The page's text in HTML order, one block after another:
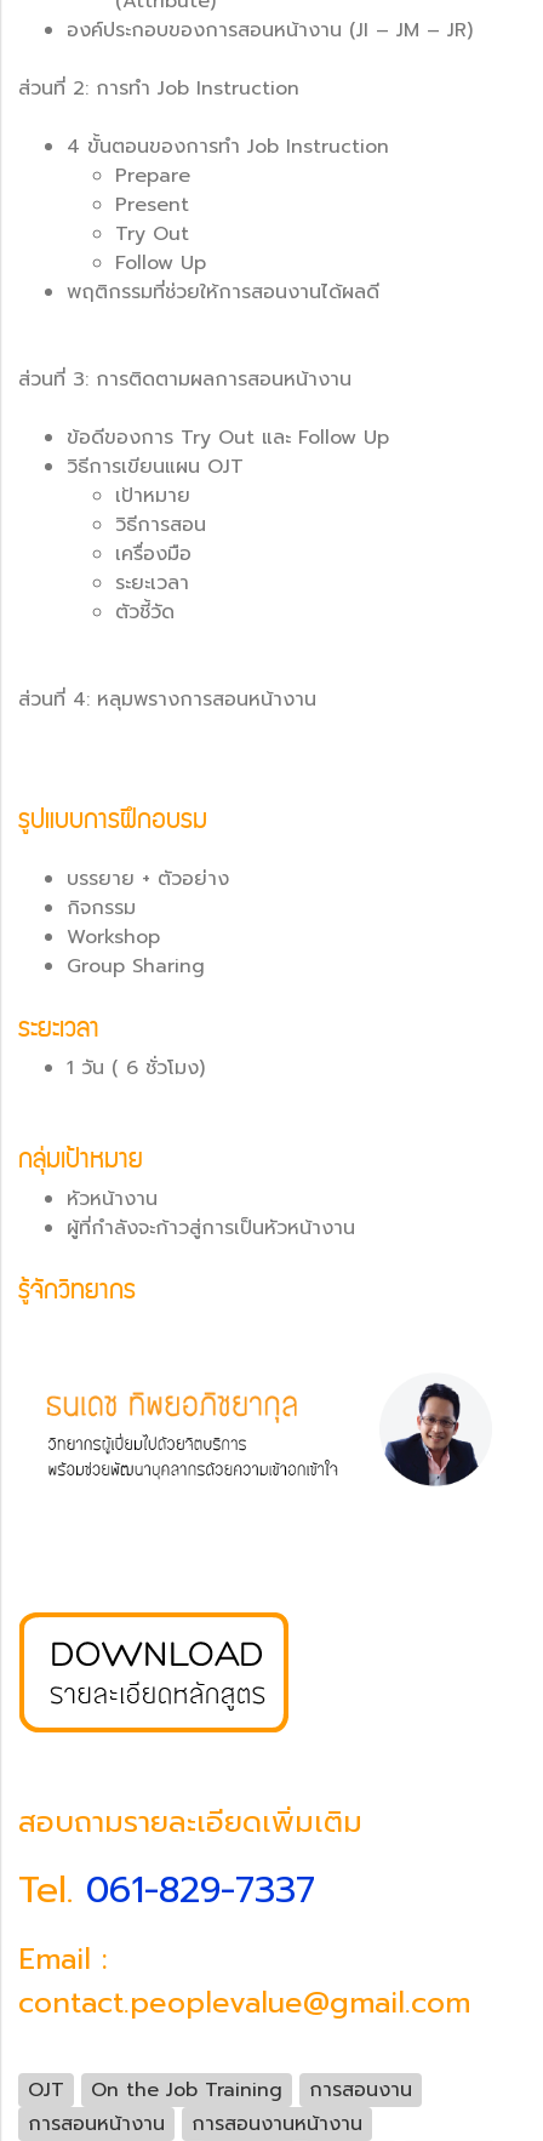
องค์ประกอบของการสอนหน้างาน (JI – JM – JR)
ส่วนที่ 2: การทำ Job Instruction
4 ขั้นตอนของการทำ Job Instruction
Prepare
Present
Try Out
Follow Up
พฤติกรรมที่ช่วยให้การสอนงานได้ผลดี
ส่วนที่ 3: การติดตามผลการสอนหน้างาน
ข้อดีของการ Try Out และ Follow Up
วิธีการเขียนแผน OJT
เป้าหมาย
วิธีการสอน
เครื่องมือ
ระยะเวลา
ตัวชี้วัด
ส่วนที่ 4: หลุมพรางการสอนหน้างาน
รูปแบบการฝึกอบรม
บรรยาย + ตัวอย่าง
กิจกรรม
Workshop
Group Sharing
ระยะเวลา
1 วัน ( 6 ชั่วโมง)
กลุ่มเป้าหมาย
หัวหน้างาน
ผู้ที่กำลังจะก้าวสู่การเป็นหัวหน้างาน
รู้จักวิทยากร
สอบถามรายละเอียดเพิ่มเติม
Tel. 061-829-7337
Email :
contact.peoplevalue@gmail.com
OJT On the Job Training
การสอนงาน
การสอนหน้างาน
การสอนงานหน้างาน